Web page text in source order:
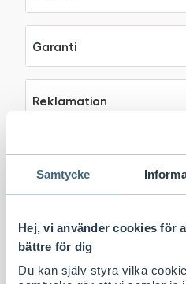
Samtycke
Hej, vi använder cookies för
bättre för dig
Du kan själv styra vilka
Garanti
Reklamation
Ansvarsbegränsning -
Personuppgifter